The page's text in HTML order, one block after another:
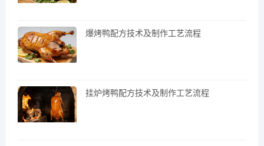
爆烤鸭配方技术及制作工艺流程
挂炉烤鸭配方技术及制作工艺流程